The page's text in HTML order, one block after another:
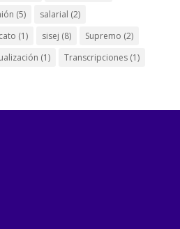
(5) salarial (2)
(1) sisej (8) Supremo (2)
(1) Transcripciones(1)